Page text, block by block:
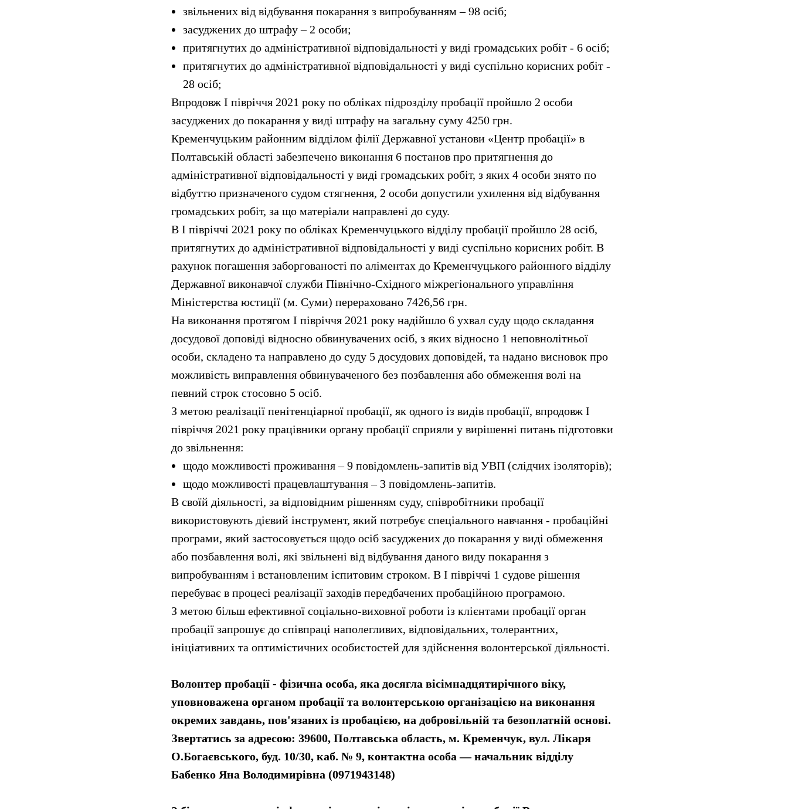
звільнених від відбування покарання з випробуванням – 98 осіб;
засуджених до штрафу – 2 особи;
притягнутих до адміністративної відповідальності у виді громадських робіт - 6 осіб;
притягнутих до адміністративної відповідальності у виді суспільно корисних робіт -
28 осіб;
Впродовж І півріччя 2021 року по обліках підрозділу пробації пройшло 2 особи
засуджених до покарання у виді штрафу на загальну суму 4250 грн.
Кременчуцьким районним відділом філії Державної установи «Центр пробації» в
Полтавській області забезпечено виконання 6 постанов про притягнення до
адміністративної відповідальності у виді громадських робіт, з яких 4 особи знято по
відбуттю призначеного судом стягнення, 2 особи допустили ухилення від відбування
громадських робіт, за що матеріали направлені до суду.
В І півріччі 2021 року по обліках Кременчуцького відділу пробації пройшло 28 осіб,
притягнутих до адміністративної відповідальності у виді суспільно корисних робіт. В
рахунок погашення заборгованості по аліментах до Кременчуцького районного відділу
Державної виконавчої служби Північно-Східного міжрегіонального управління
Міністерства юстиції (м. Суми) перераховано 7426,56 грн.
На виконання протягом І півріччя 2021 року надійшло 6 ухвал суду щодо складання
досудової доповіді відносно обвинувачених осіб, з яких відносно 1 неповнолітньої
особи, складено та направлено до суду 5 досудових доповідей, та надано висновок про
можливість виправлення обвинуваченого без позбавлення або обмеження волі на
певний строк стосовно 5 осіб.
З метою реалізації пенітенціарної пробації, як одного із видів пробації, впродовж І
півріччя 2021 року працівники органу пробації сприяли у вирішенні питань підготовки
до звільнення:
щодо можливості проживання – 9 повідомлень-запитів від УВП (слідчих ізоляторів);
щодо можливості працевлаштування – 3 повідомлень-запитів.
В своїй діяльності, за відповідним рішенням суду, співробітники пробації
використовують дієвий інструмент, який потребує спеціального навчання - пробаційні
програми, який застосовується щодо осіб засуджених до покарання у виді обмеження
або позбавлення волі, які звільнені від відбування даного виду покарання з
випробуванням і встановленим іспитовим строком. В І півріччі 1 судове рішення
перебуває в процесі реалізації заходів передбачених пробаційною програмою.
З метою більш ефективної соціально-виховної роботи із клієнтами пробації орган
пробації запрошує до співпраці наполегливих, відповідальних, толерантних,
ініціативних та оптимістичних особистостей для здійснення волонтерської діяльності.
Волонтер пробації - фізична особа, яка досягла вісімнадцятирічного віку,
уповноважена органом пробації та волонтерською організацією на виконання
окремих завдань, пов'язаних із пробацією, на добровільній та безоплатній основі.
Звертатись за адресою: 39600, Полтавська область, м. Кременчук, вул. Лікаря
О.Богаєвського, буд. 10/30, каб. № 9, контактна особа — начальник відділу
Бабенко Яна Володимирівна (0971943148)